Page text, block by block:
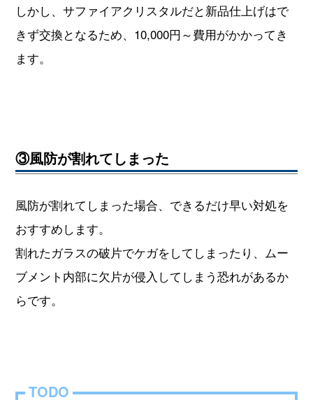
しかし、サファイアクリスタルだと新品仕上げはで
きず交換となるため、10,000円～費用がかかってき
ます。
③風防が割れてしまった
風防が割れてしまった場合、できるだけ早い対処を
おすすめします。
割れたガラスの破片でケガをしてしまったり、ムー
ブメント内部に欠片が侵入してしまう恐れがあるか
らです。